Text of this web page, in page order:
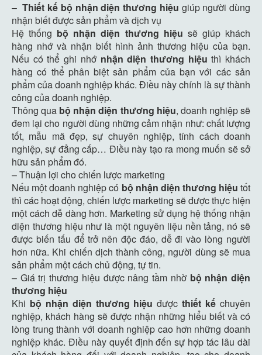
–Thiết kế bộ nhận diện thương hiệu giúp người dùng
nhận biết được sản phẩm và dịch vụ
Hệ thống bộ nhận diện thương hiệu sẽ giúp khách
hàng nhớ và nhận biết hình ảnh thương hiệu của bạn.
Nếu có thể ghi nhớ nhận diện thương hiệu thì khách
hàng có thể phân biệt sản phẩm của bạn với các sản
phẩm của doanh nghiệp khác. Điều này chính là sự thành
công của doanh nghiệp.
Thông qua bộ nhận diện thương hiệu, doanh nghiệp sẽ
đem lại cho người dùng những cảm nhận như: chất lượng
tốt, mẫu mã đẹp, sự chuyên nghiệp, tính cách doanh
nghiệp, sự đẳng cấp… Điều này tạo ra mong muốn sẽ sở
hữu sản phẩm đó.
– Thuận lợi cho chiến lược marketing
Nếu một doanh nghiệp có bộ nhận diện thương hiệu tốt
thì các hoạt động, chiến lược marketing sẽ được thực hiện
một cách dễ dàng hơn. Marketing sử dụng hệ thống nhận
diện thương hiệu như là một nguyên liệu nền tảng, nó sẽ
được biến tấu để trở nên độc đáo, dễ đi vào lòng người
hơn nữa. Khi chiến dịch thành công, người dùng sẽ mua
sản phẩm một cách chủ động, tự tin.
– Giá trị thương hiệu được nâng tầm nhờ bộ nhận diện
thương hiệu
Khi bộ nhận diện thương hiệu đượcthiết kế chuyên
nghiệp, khách hàng sẽ được nhận những hiểu biết và có
lòng trung thành với doanh nghiệp cao hơn những doanh
nghiệp khác. Điều này quyết định đến sự hợp tác lâu dài